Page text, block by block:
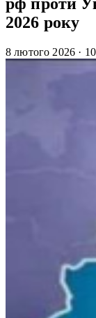
2026 року
8 лютого 2026 ·